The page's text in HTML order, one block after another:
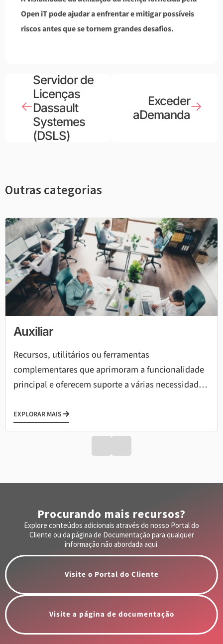
Open iT pode ajudar a enfrentar e mitigar possíveis
riscos antes que se tornem grandes desafios.
Servidor de
Licenças
Dassault
Systemes
(DSLS)
Exceder
aDemanda
Outras categorias
Auxiliar
Recursos, utilitários ou ferramentas
complementares que aprimoram a funcionalidade
principal e oferecem suporte a várias necessidades
EXPLORAR MAIS
Procurando mais recursos?
Explore conteúdos adicionais através do nosso Portal do
Cliente ou da página de Documentação para qualquer
informação não abordada aqui.
Visite o Portal do Cliente
Visite a página de documentação